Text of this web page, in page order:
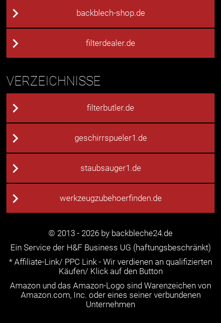
backblech-shop.de
filterdealer.de
VERZEICHNISSE
filterbutler.de
geschirrspueler1.de
staubsauger1.de
werkzeugzubehoerfinden.de
© 2013 - 2026 by backbleche24.de
Ein Service der H&F Business UG (haftungsbeschränkt)
* Affiliate-Link/ PPC Link - Wir verdienen an qualifizierten
Käufen/ Klick auf den Button
Amazon und das Amazon-Logo sind Warenzeichen von
Amazon.com, Inc. oder eines seiner verbundenen
Unternehmen